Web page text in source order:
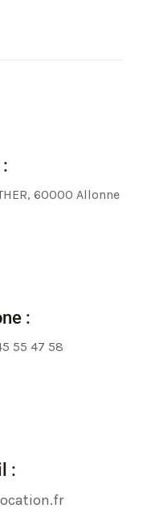
60000 Allonne
:
55 47 58
: